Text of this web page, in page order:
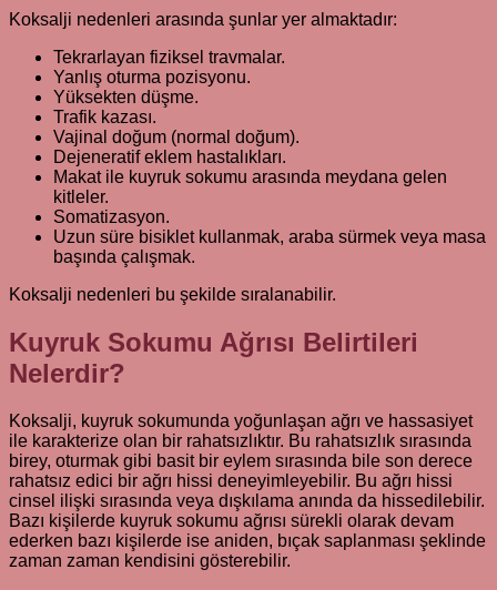
Koksalji nedenleri arasında şunlar yer almaktadır:
Tekrarlayan fiziksel travmalar.
Yanlış oturma pozisyonu.
Yüksekten düşme.
Trafik kazası.
Vajinal doğum (normal doğum).
Dejeneratif eklem hastalıkları.
Makat ile kuyruk sokumu arasında meydana gelen
kitleler.
Somatizasyon.
Uzun süre bisiklet kullanmak, araba sürmek veya masa
başında çalışmak.
Koksalji nedenleri bu şekilde sıralanabilir.
Kuyruk Sokumu Ağrısı Belirtileri
Nelerdir?
Koksalji, kuyruk sokumunda yoğunlaşan ağrı ve hassasiyet
ile karakterize olan bir rahatsızlıktır. Bu rahatsızlık sırasında
birey, oturmak gibi basit bir eylem sırasında bile son derece
rahatsız edici bir ağrı hissi deneyimleyebilir. Bu ağrı hissi
cinsel ilişki sırasında veya dışkılama anında da hissedilebilir.
Bazı kişilerde kuyruk sokumu ağrısı sürekli olarak devam
ederken bazı kişilerde ise aniden, bıçak saplanması şeklinde
zaman zaman kendisini gösterebilir.